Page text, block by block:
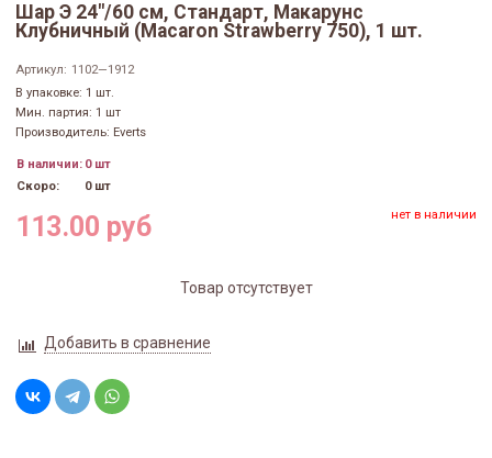
Шар Э 24"/60 см, Стандарт, Макарунс
Клубничный (Macaron Strawberry 750), 1 шт.
Артикул: 1102—1912
В упаковке: 1 шт.
Мин. партия: 1 шт
Производитель: Everts
В наличии: 0 шт
Скоро:
0 шт
113.00 руб нет в наличии
Товар отсутствует
Добавить в сравнение